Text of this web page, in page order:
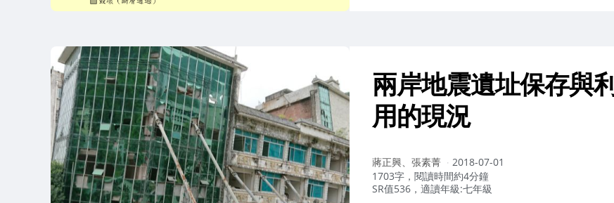
兩岸地震遺址保存與利
用的現況
作
者：
蔣正興、張素菁
2018-07-01
1703字，閱讀時間約4分鐘
SR值536，適讀年級:七年級